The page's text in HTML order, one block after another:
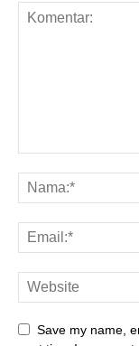
Save my name,